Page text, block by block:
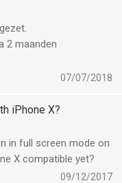
2 maanden
07/07/2018
iPhone X?
in full screen mode on
X compatible yet?
09/12/2017